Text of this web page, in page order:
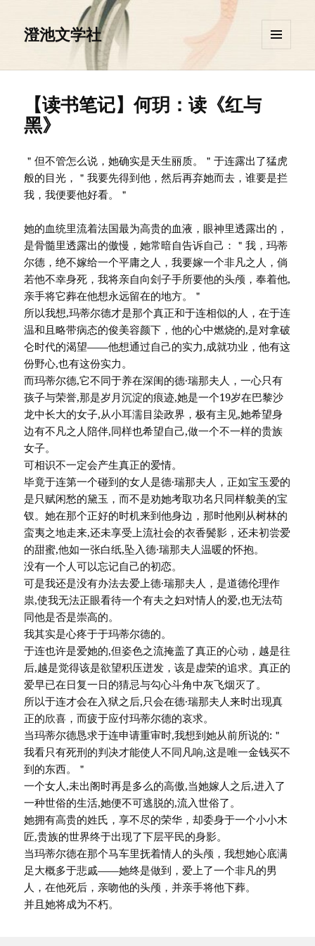
澄池文学社
挂件
【读书笔记】何玥：读《红与
黑》
＂但不管怎么说，她确实是天生丽质。＂于连露出了猛虎
般的目光，＂我要先得到他，然后再弃她而去，谁要是拦
我，我便要他好看。＂
她的血统里流着法国最为高贵的血液，眼神里透露出的，
是骨髓里透露出的傲慢，她常暗自告诉自己：＂我，玛蒂
尔德，绝不嫁给一个平庸之人，我要嫁一个非凡之人，倘
若他不幸身死，我将亲自向刽子手所要他的头颅，奉着他,
亲手将它葬在他想永远留在的地方。＂
所以我想,玛蒂尔德才是那个真正和于连相似的人，在于连
温和且略带病态的俊美容颜下，他的心中燃烧的,是对拿破
仑时代的渴望——他想通过自己的实力,成就功业，他有这
份野心,也有这份实力。
而玛蒂尔德,它不同于养在深闺的德·瑞那夫人，一心只有
孩子与荣誉,那是岁月沉淀的痕迹,她是一个19岁在巴黎沙
龙中长大的女子,从小耳濡目染政界，极有主见,她希望身
边有不凡之人陪伴,同样也希望自己,做一个不一样的贵族
女子。
可相识不一定会产生真正的爱情。
毕竟于连第一个碰到的女人是德·瑞那夫人，正如宝玉爱的
是只赋闲愁的黛玉，而不是劝她考取功名只同样貌美的宝
钗。她在那个正好的时机来到他身边，那时他刚从树林的
蛮夷之地走来,还未享受上流社会的衣香鬓影，还未初尝爱
的甜蜜,他如一张白纸,坠入德·瑞那夫人温暖的怀抱。
没有一个人可以忘记自己的初恋。
可是我还是没有办法去爱上德·瑞那夫人，是道德伦理作
祟,使我无法正眼看待一个有夫之妇对情人的爱,也无法苟
同他是否是崇高的。
我其实是心疼于于玛蒂尔德的。
于连也许是爱她的,但姿色之流掩盖了真正的心动，越是往
后,越是觉得该是欲望积压迸发，该是虚荣的追求。真正的
爱早已在日复一日的猜忌与勾心斗角中灰飞烟灭了。
所以于连才会在入狱之后,只会在德·瑞那夫人来时出现真
正的欣喜，而疲于应付玛蒂尔德的哀求。
当玛蒂尔德恳求于连申请重审时,我想到她从前所说的:＂
我看只有死刑的判决才能使人不同凡响,这是唯一金钱买不
到的东西。＂
一个女人,未出阁时再是多么的高傲,当她嫁人之后,进入了
一种世俗的生活,她便不可逃脱的,流入世俗了。
她拥有高贵的姓氏，享不尽的荣华，却委身于一个小小木
匠,贵族的世界终于出现了下层平民的身影。
当玛蒂尔德在那个马车里抚着情人的头颅，我想她心底满
足大概多于悲戚——她终是做到，爱上了一个非凡的男
人，在他死后，亲吻他的头颅，并亲手将他下葬。
并且她将成为不朽。